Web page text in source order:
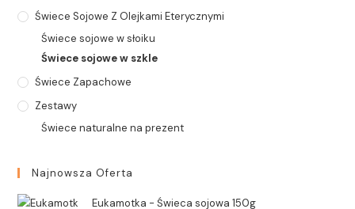
Świece Sojowe Z Olejkami Eterycznymi
Świece sojowe w słoiku
Świece sojowe w szkle
Świece Zapachowe
Zestawy
Świece naturalne na prezent
Najnowsza Oferta
Eukamotka - Świeca sojowa 150g